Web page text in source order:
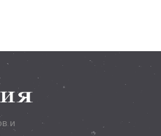
и